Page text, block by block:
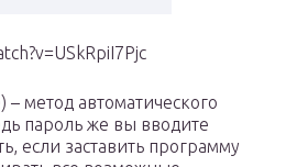
метод автоматического
пароль же вы вводите
если заставить программу